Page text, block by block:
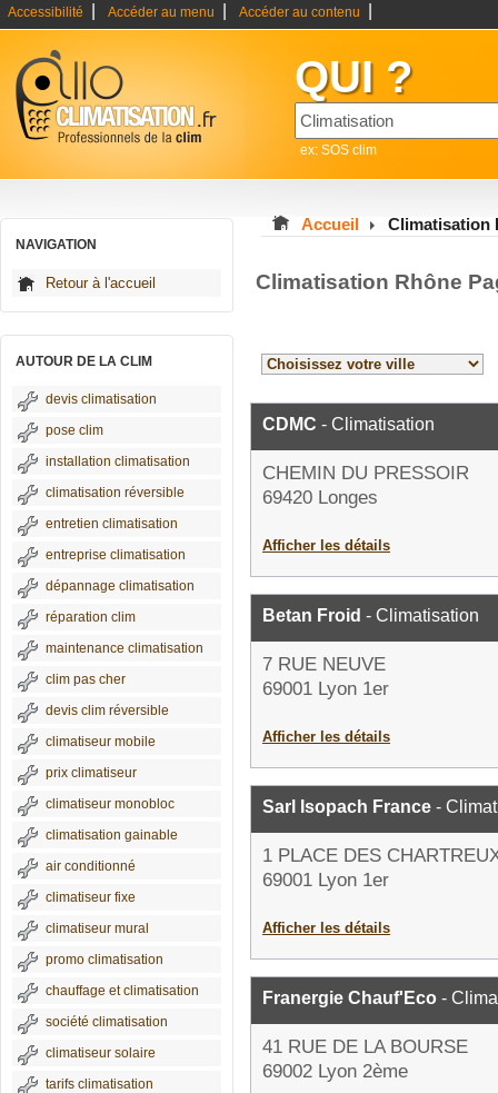
Accessibilité Accéder au menu Accéder au contenu
QUI ?
ex: SOS clim
NAVIGATION
Retour à l'accueil
AUTOUR DE LA CLIM
devis climatisation
pose clim
installation climatisation
climatisation réversible
entretien climatisation
entreprise climatisation
dépannage climatisation
réparation clim
maintenance climatisation
clim pas cher
devis clim réversible
climatiseur mobile
prix climatiseur
climatiseur monobloc
climatisation gainable
air conditionné
climatiseur fixe
climatiseur mural
promo climatisation
chauffage et climatisation
société climatisation
climatiseur solaire
tarifs climatisation
Accueil Climatisation
Climatisation Rhône
CDMC - Climatisation
CHEMIN DU PRESSOIR
69420 Longes
Afficher les détails
Betan Froid - Climatisation
7 RUE NEUVE
69001 Lyon 1er
Afficher les détails
Sarl Isopach France -
1 PLACE DES
69001 Lyon 1er
Afficher les détails
Franergie Chauf'Eco -
41 RUE DE LA BOURSE
69002 Lyon 2ème